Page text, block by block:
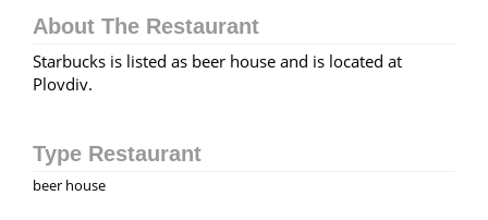
About The Restaurant
Starbucks is listed as beer house and is located at
Plovdiv.
Type Restaurant
beer house